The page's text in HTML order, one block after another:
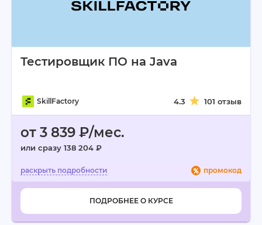
Тестировщик ПО на Java
SkillFactory 4.3 101 отзыв
от 3 839 ₽/мес.
или сразу 138 204 ₽
промокод
ПОДРОБНЕЕ О КУРСЕ